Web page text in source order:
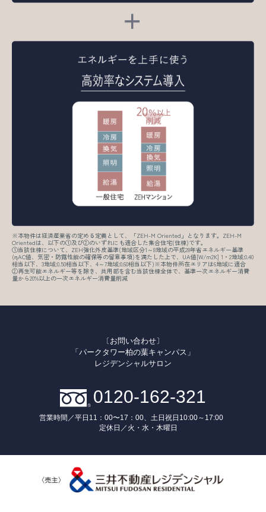
※本物件は経済産業省の定める定義として、「ZEH-M Oriented」となります。ZEH-M
Orientedは、以下の①及び②のいずれにも適合した集合住宅(住棟)です。
①当該住棟について、ZEH強化外皮基準(地域区分1～8地域の平成28年省エネルギー基準
(ηAC値、気密・防露性能の確保等の留意事項)を満たした上で、UA値[W/m2K] 1・2地域:0.40
相当以下、3地域:0.50相当以下、4～7地域:0.60相当以下)※本物件所在エリアは6地域に適合
②再生可能エネルギー等を除き、共用部を含む当該住棟全体で、基準一次エネルギー消費
量から20%以上の一次エネルギー消費量削減
〔お問い合わせ〕
「パークタワー柏の葉キャンパス」
レジデンシャルサロン
0120-162-321
営業時間／平日11：00〜17：00、土日祝日10:00～17:00
定休日／ 火・水・木曜日